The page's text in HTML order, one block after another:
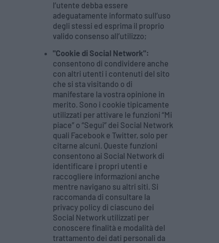
l’utente debba essere
adeguatamente informato sull’uso
degli stessi ed esprima il proprio
valido consenso all’utilizzo;
"Cookie di Social Network":
consentono di condividere anche
con altri utenti i contenuti del sito
che si sta visitando o di
manifestare la vostra opinione in
merito. Sono i cookie tipicamente
utilizzati per attivare le funzioni “Mi
piace” o “Segui” dei Social Network
quali Facebook e Twitter, solo per
citarne alcuni. Queste funzioni
consentono ai Social Network di
identificare i propri utenti e
raccogliere informazioni anche
mentre navigano su altri siti. Si
raccomanda di consultare la
privacy policy di ciascuno dei
Social Network utilizzati per
conoscere finalità e modalità del
trattamento dei dati personali da